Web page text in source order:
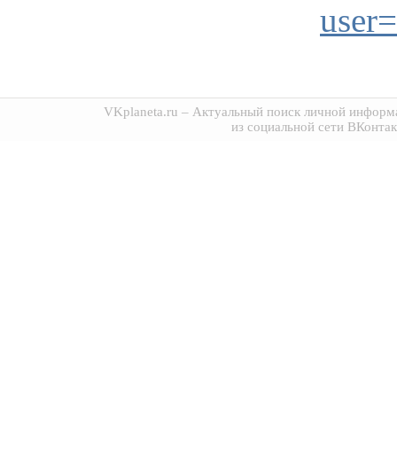
VKplaneta.ru – Актуальный поиск личной
из социальной сети